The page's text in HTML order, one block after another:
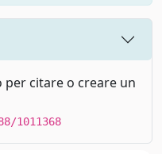
citare o creare un
1011368